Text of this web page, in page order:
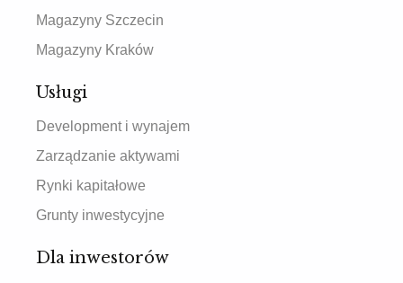
Magazyny Szczecin
Magazyny Kraków
Usługi
Development i wynajem
Zarządzanie aktywami
Rynki kapitałowe
Grunty inwestycyjne
Dla inwestorów